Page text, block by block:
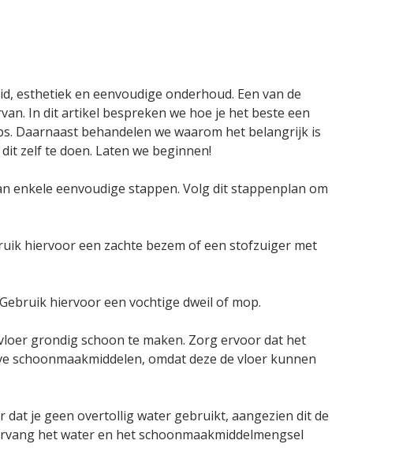
esthetiek en eenvoudige onderhoud. Een van de
In dit artikel bespreken we hoe je het beste een
Daarnaast behandelen we waarom het belangrijk is
zelf te doen. Laten we beginnen!
enkele eenvoudige stappen. Volg dit stappenplan om
hiervoor een zachte bezem of een stofzuiger met
hiervoor een vochtige dweil of mop.
grondig schoon te maken. Zorg ervoor dat het
schoonmaakmiddelen, omdat deze de vloer kunnen
je geen overtollig water gebruikt, aangezien dit de
het water en het schoonmaakmiddelmengsel